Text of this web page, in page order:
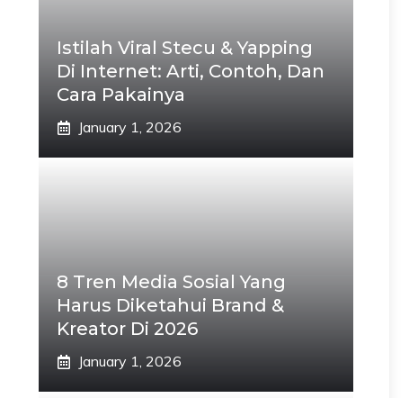
Istilah Viral Stecu & Yapping
Di Internet: Arti, Contoh, Dan
Cara Pakainya
January 1, 2026
8 Tren Media Sosial Yang
Harus Diketahui Brand &
Kreator Di 2026
January 1, 2026